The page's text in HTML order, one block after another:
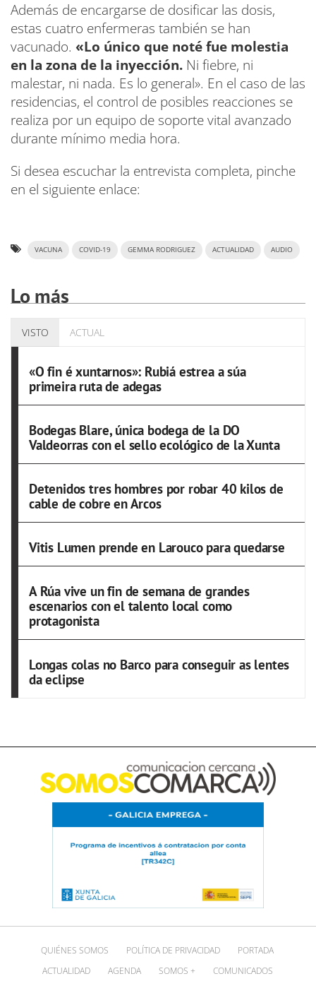
Además de encargarse de dosificar las dosis,
estas cuatro enfermeras también se han
vacunado. «Lo único que noté fue molestia
en la zona de la inyección. Ni fiebre, ni
malestar, ni nada. Es lo general». En el caso de las
residencias, el control de posibles reacciones se
realiza por un equipo de soporte vital avanzado
durante mínimo media hora.
Si desea escuchar la entrevista completa, pinche
en el siguiente enlace:
VACUNA COVID-19 GEMMA RODRIGUEZ ACTUALIDAD AUDIO
Lo más
VISTO ACTUAL
«O fin é xuntarnos»: Rubiá estrea a súa
primeira ruta de adegas
Bodegas Blare, única bodega de la DO
Valdeorras con el sello ecológico de la Xunta
Detenidos tres hombres por robar 40 kilos de
cable de cobre en Arcos
Vitis Lumen prende en Larouco para quedarse
A Rúa vive un fin de semana de grandes
escenarios con el talento local como
protagonista
Longas colas no Barco para conseguir as lentes
da eclipse
QUIÉNES SOMOS POLÍTICA DE PRIVACIDAD
PORTADA
ACTUALIDAD
AGENDA SOMOS + COMUNICADOS